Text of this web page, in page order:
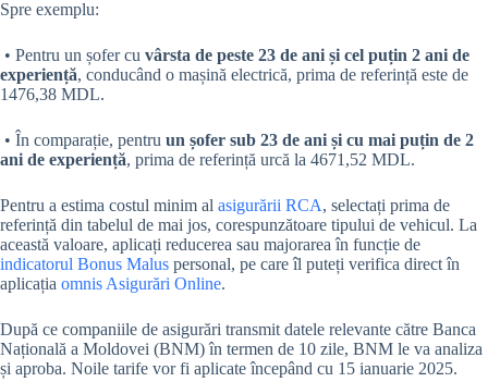
Spre exemplu:
• Pentru un șofer cu vârsta de peste 23 de ani și cel puțin 2 ani de
experiență, conducând o mașină electrică, prima de referință este de
1476,38 MDL.
• În comparație, pentru un șofer sub 23 de ani și cu mai puțin de 2
ani de experiență, prima de referință urcă la 4671,52 MDL.
Pentru a estima costul minim al asigurării RCA, selectați prima de
referință din tabelul de mai jos, corespunzătoare tipului de vehicul. La
această valoare, aplicați reducerea sau majorarea în funcție de
indicatorul Bonus Malus personal, pe care îl puteți verifica direct în
aplicația omnis Asigurări Online.
După ce companiile de asigurări transmit datele relevante către Banca
Națională a Moldovei (BNM) în termen de 10 zile, BNM le va analiza
și aproba. Noile tarife vor fi aplicate începând cu 15 ianuarie 2025.